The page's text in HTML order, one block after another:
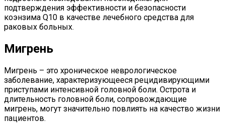
подтверждения эффективности и безопасности
коэнзима Q10 в качестве лечебного средства для
раковых больных.
Мигрень
Мигрень – это хроническое неврологическое
заболевание, характеризующееся рецидивирующими
приступами интенсивной головной боли. Острота и
длительность головной боли, сопровождающие
мигрень, могут значительно повлиять на качество жизни
пациентов.